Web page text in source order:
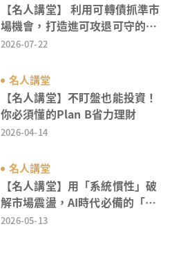
【名人講堂】 利用可轉債抓準市
場機會，打造進可攻退可守的投
資策略
2026-07-22
名人講堂
【名人講堂】不盯盤也能投資！
你必須懂的Plan B省力理財
2026-04-14
名人講堂
【名人講堂】用「系統慣性」破
解市場震盪，AI時代必備的「高
配息2.0」護城河戰略
2026-05-13